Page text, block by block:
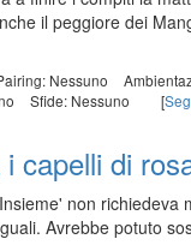
il peggiore dei
Nessuno
Sfide: Nessuno [
capelli di
non
Avrebbe potuto